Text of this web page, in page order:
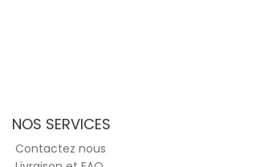
NOS SERVICES
Contactez nous